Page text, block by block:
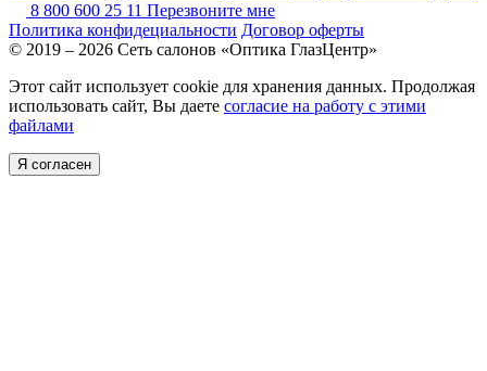
8 800 600 25 11 Перезвоните мне
Политика конфидециальности Договор оферты
© 2019 – 2026 Сеть салонов «Оптика ГлазЦентр»
Этот сайт использует cookie для хранения данных. Продолжая
использовать сайт, Вы даете согласие на работу с этими
файлами
Я согласен